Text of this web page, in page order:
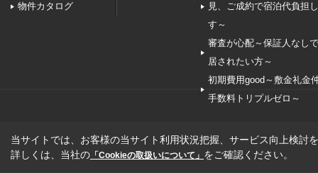
物件カタログ
見、ご成約で宿泊代負担
す～
審査が心配～保証人なし
居されたい方～
初期費用good～敷金礼金
手数料トリプルゼロ～
当サイトでは、お客様の当サイト利用状況把握、サービス向上検討
詳しくは、当社の 「Cookieの取扱いについて」 をご確認ください。